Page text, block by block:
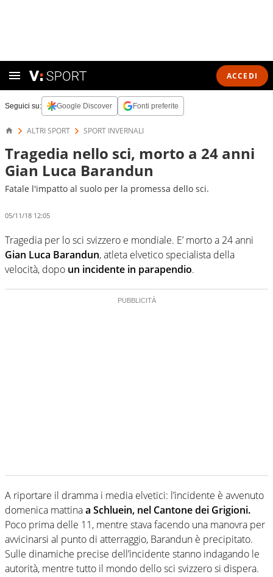
ACCEDI
Seguici su: Google Discover Fonti preferite
ALTRI SPORT SPORT INVERNALI
Tragedia nello sci, morto a 24 anni
Gian Luca Barandun
Fatale l'impatto al suolo per la promessa dello sci.
05/11/18 12:05
Tragedia per lo sci svizzero e mondiale. E’ morto a 24 anni
Gian Luca Barandun, atleta elvetico specialista della
velocità, dopo un incidente in parapendio.
A riportare il dramma i media elvetici: l’incidente è avvenuto
domenica mattinaa Schluein, nel Cantone dei Grigioni.
Poco prima delle 11, mentre stava facendo una manovra per
avvicinarsi al punto di atterraggio, Barandun è precipitato.
Sulle dinamiche precise dell’incidente stanno indagando le
autorità, mentre tutto il mondo dello sci svizzero si dispera.